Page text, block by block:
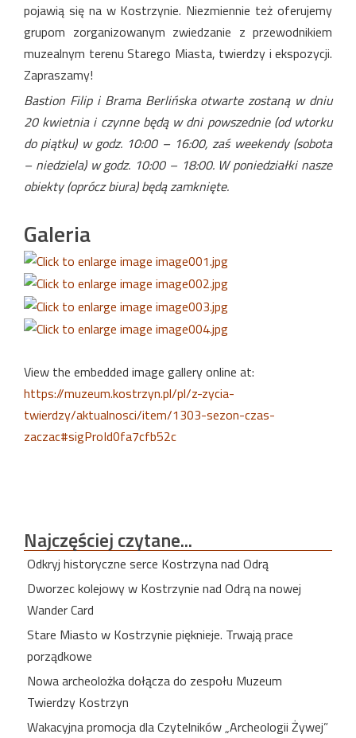
pojawią się na w Kostrzynie. Niezmiennie też oferujemy
grupom zorganizowanym zwiedzanie z przewodnikiem
muzealnym terenu Starego Miasta, twierdzy i ekspozycji.
Zapraszamy!
Bastion Filip i Brama Berlińska otwarte zostaną w dniu
20 kwietnia i czynne będą w dni powszednie (od wtorku
do piątku) w godz. 10:00 – 16:00, zaś weekendy (sobota
– niedziela) w godz. 10:00 – 18:00. W poniedziałki nasze
obiekty (oprócz biura) będą zamknięte.
Galeria
View the embedded image gallery online at:
https://muzeum.kostrzyn.pl/pl/z-zycia-
twierdzy/aktualnosci/item/1303-sezon-czas-
zaczac#sigProId0fa7cfb52c
Najczęściejczytane...
Odkryj historyczne serce Kostrzyna nad Odrą
Dworzec kolejowy w Kostrzynie nad Odrą na nowej
Wander Card
Stare Miasto w Kostrzynie pięknieje. Trwają prace
porządkowe
Nowa archeolożka dołącza do zespołu Muzeum
Twierdzy Kostrzyn
Wakacyjna promocja dla Czytelników „Archeologii Żywej”